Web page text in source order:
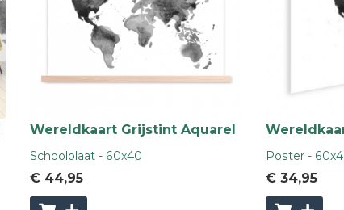
Wereldkaart Grijstint Aquarel
Schoolplaat - 60x40
€ 44,95
Poster -
€ 34,95